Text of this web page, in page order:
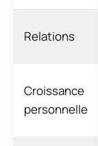
Relations
Croissance
personnelle